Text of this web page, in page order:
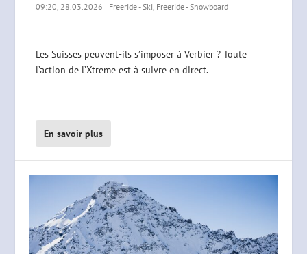
09:20, 28.03.2026 | Freeride - Ski, Freeride - Snowboard
Les Suisses peuvent-ils s’imposer à Verbier ? Toute
l’action de l’Xtreme est à suivre en direct.
En savoir plus